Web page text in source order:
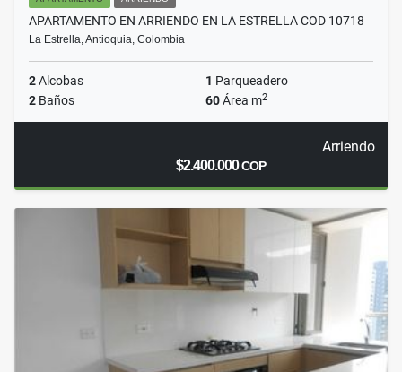
APARTAMENTO EN ARRIENDO EN LA ESTRELLA COD 10718
La Estrella, Antioquia, Colombia
2Alcobas 1 Parqueadero
2 Baños 60Área m2
Arriendo
$2.400.000COP